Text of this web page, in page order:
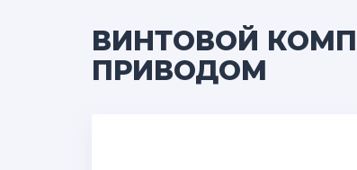
ВИНТОВОЙ
ПРИВОДОМ